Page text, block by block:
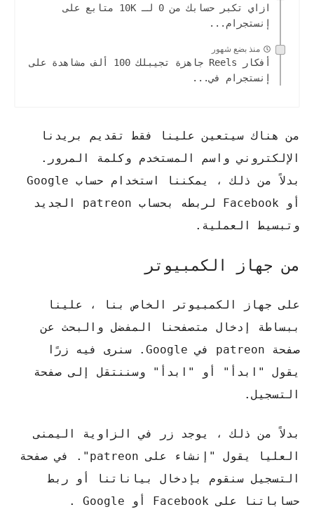
ازاي تكبر حسابك من 0 لـ 10K متابع على
إنستجرام...
منذ بضع شهور
أفكار Reels جاهزة تجيبلك 100 ألف مشاهدة على
إنستجرام في...
من هناك سيتعين علينا فقط تقديم بريدنا
الإلكتروني واسم المستخدم وكلمة المرور.
بدلاً من ذلك ، يمكننا استخدام حساب Google
أو Facebook لربطه بحساب patreon الجديد
وتبسيط العملية.
من جهاز الكمبيوتر
على جهاز الكمبيوتر الخاص بنا ، علينا
ببساطة إدخال متصفحنا المفضل والبحث عن
صفحة patreon في Google. سنرى فيه زرًا
يقول "ابدأ" أو "ابدأ" وسننتقل إلى صفحة
التسجيل.
بدلاً من ذلك ، يوجد زر في الزاوية اليمنى
العليا يقول "إنشاء على patreon". في صفحة
التسجيل سنقوم بإدخال بياناتنا أو ربط
حساباتنا على Facebook أو Google .